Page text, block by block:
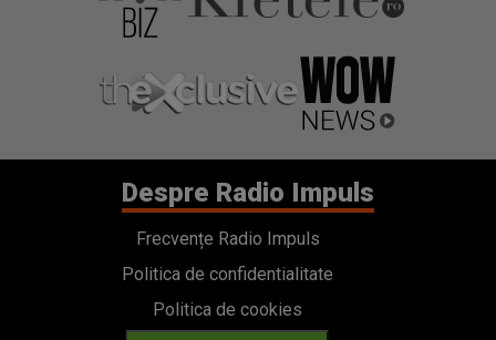
Despre Radio Impuls
Frecvențe Radio Impuls
Politica de confidentialitate
Politica de cookies